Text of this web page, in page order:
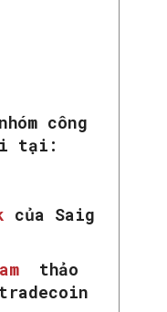
công
tại:
của Saig
thảo